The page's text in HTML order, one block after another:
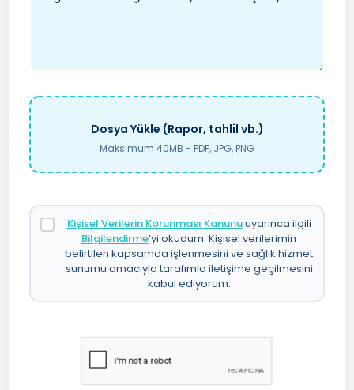
Dosya Yükle (Rapor, tahlil vb.)
Maksimum 40MB - PDF, JPG, PNG
Kişisel Verilerin Korunması Kanunuuyarınca ilgili
Bilgilendirme’yi okudum. Kişisel verilerimin
belirtilen kapsamda işlenmesini ve sağlık hizmet
sunumu amacıyla tarafımla iletişime geçilmesini
kabul ediyorum.